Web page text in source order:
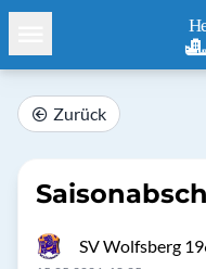
Zurück
SV Wolfsberg